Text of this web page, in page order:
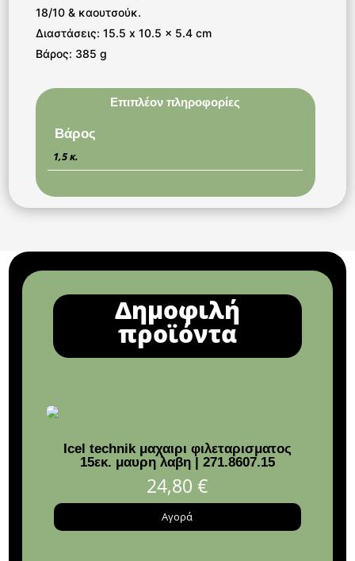
18/10 & καουτσούκ.
Διαστάσεις: 15.5 x 10.5 x 5.4 cm
Βάρος: 385 g
Επιπλέον πληροφορίες
Βάρος
1,5 κ.
Δημοφιλή
προϊόντα
Icel technik μαχαιρι φιλεταρισματος
15εκ. μαυρη λαβη | 271.8607.15
24,80 €
Αγορά